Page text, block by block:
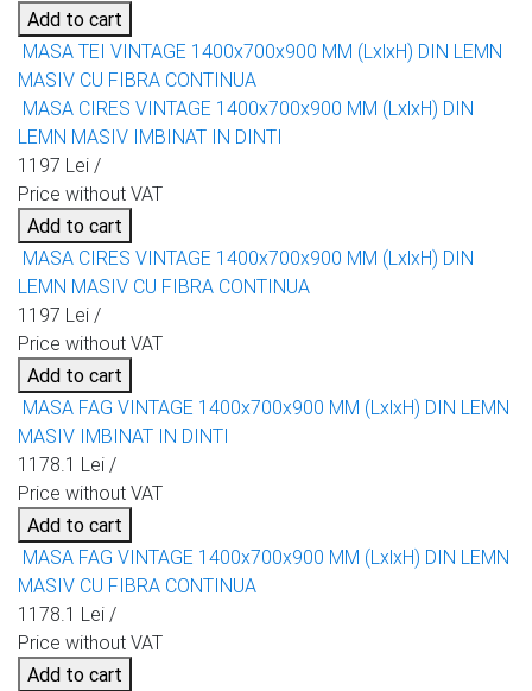
Add to cart
MASA TEI VINTAGE 1400x700x900 MM (LxlxH) DIN LEMN
MASIV CU FIBRA CONTINUA
MASA CIRES VINTAGE 1400x700x900 MM (LxlxH) DIN
LEMN MASIV IMBINAT IN DINTI
1197 Lei /
Price without VAT
Add to cart
MASA CIRES VINTAGE 1400x700x900 MM (LxlxH) DIN
LEMN MASIV CU FIBRA CONTINUA
1197 Lei /
Price without VAT
Add to cart
MASA FAG VINTAGE 1400x700x900 MM (LxlxH) DIN LEMN
MASIV IMBINAT IN DINTI
1178.1 Lei /
Price without VAT
Add to cart
MASA FAG VINTAGE 1400x700x900 MM (LxlxH) DIN LEMN
MASIV CU FIBRA CONTINUA
1178.1 Lei /
Price without VAT
Add to cart